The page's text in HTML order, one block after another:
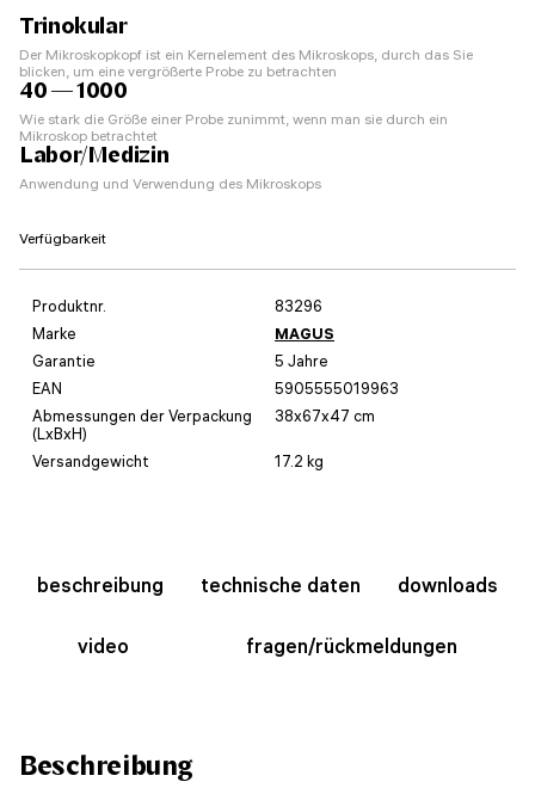
Trinokular
Der Mikroskopkopf ist ein Kernelement des Mikroskops, durch das Sie
blicken, um eine vergrößerte Probe zu betrachten
40 — 1000
Wie stark die Größe einer Probe zunimmt, wenn man sie durch ein
Mikroskop betrachtet
Labor/Medizin
Anwendung und Verwendung des Mikroskops
Verfügbarkeit
Produktnr.
83296
Marke
MAGUS
Garantie
5 Jahre
EAN
5905555019963
Abmessungen der Verpackung
(LxBxH)
38x67x47 cm
Versandgewicht 17.2 kg
beschreibung technische daten downloads
video fragen/rückmeldungen
Beschreibung